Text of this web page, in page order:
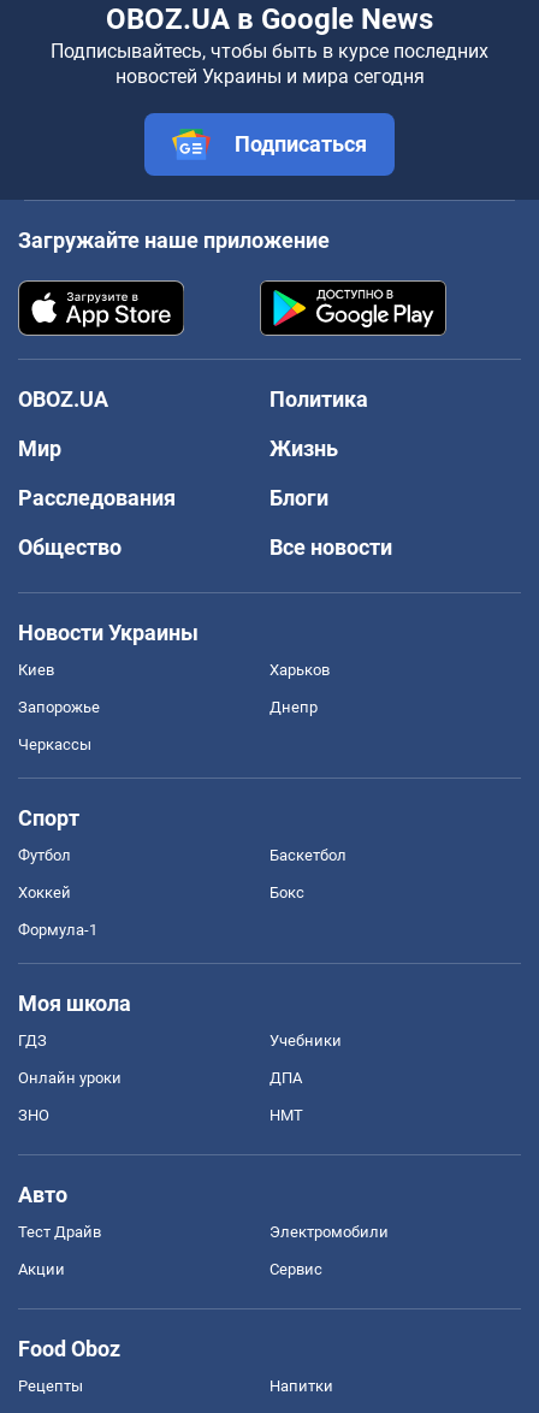
OBOZ.UA в Google News
Подписывайтесь, чтобы быть в курсе последних
новостей Украины и мира сегодня
Подписаться
Загружайте наше приложение
OBOZ.UA
Политика
Мир
Жизнь
Расследования
Блоги
Общество
Все новости
Новости Украины
Киев Харьков
Запорожье Днепр
Черкассы
Спорт
Футбол Баскетбол
Хоккей Бокс
Формула-1
Моя школа
ГДЗ Учебники
Онлайн уроки ДПА
ЗНО НМТ
Авто
Тест Драйв Электромобили
Акции Сервис
Food Oboz
Рецепты Напитки